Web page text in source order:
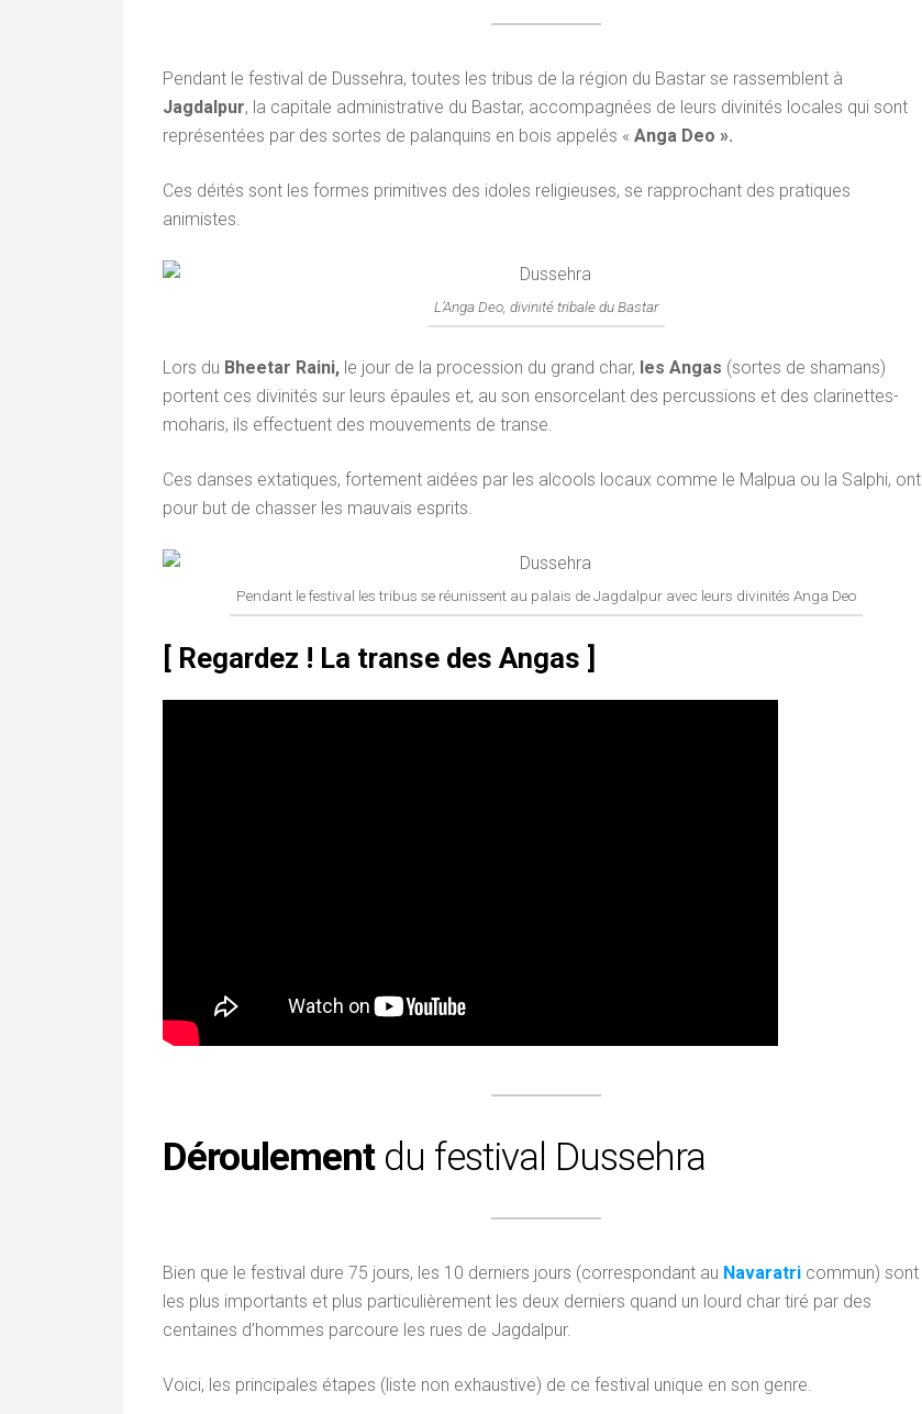
Pendant le festival de Dussehra, toutes les tribus de la région du Bastar se rassemblent à
Jagdalpur, la capitale administrative du Bastar, accompagnées de leurs divinités locales qui sont
représentées par des sortes de palanquins en bois appelés « Anga Deo ».
Ces déités sont les formes primitives des idoles religieuses, se rapprochant des pratiques
animistes.
L’Anga Deo, divinité tribale du Bastar
Lors du Bheetar Raini, le jour de la procession du grand char, les Angas (sortes de shamans)
portent ces divinités sur leurs épaules et, au son ensorcelant des percussions et des clarinettes-
moharis, ils effectuent des mouvements de transe.
Ces danses extatiques, fortement aidées par les alcools locaux comme le Malpua ou la Salphi, ont
pour but de chasser les mauvais esprits.
Pendant le festival les tribus se réunissent au palais de Jagdalpur avec leurs divinités Anga Deo
[ Regardez ! La transe des Angas ]
Déroulement du festival Dussehra
Bien que le festival dure 75 jours, les 10 derniers jours (correspondant au Navaratri commun) sont
les plus importants et plus particulièrement les deux derniers quand un lourd char tiré par des
centaines d’hommes parcoure les rues de Jagdalpur.
Voici, les principales étapes (liste non exhaustive) de ce festival unique en son genre.